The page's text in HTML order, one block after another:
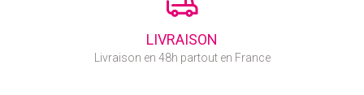
LIVRAISON
Livraison en 48h partout en France